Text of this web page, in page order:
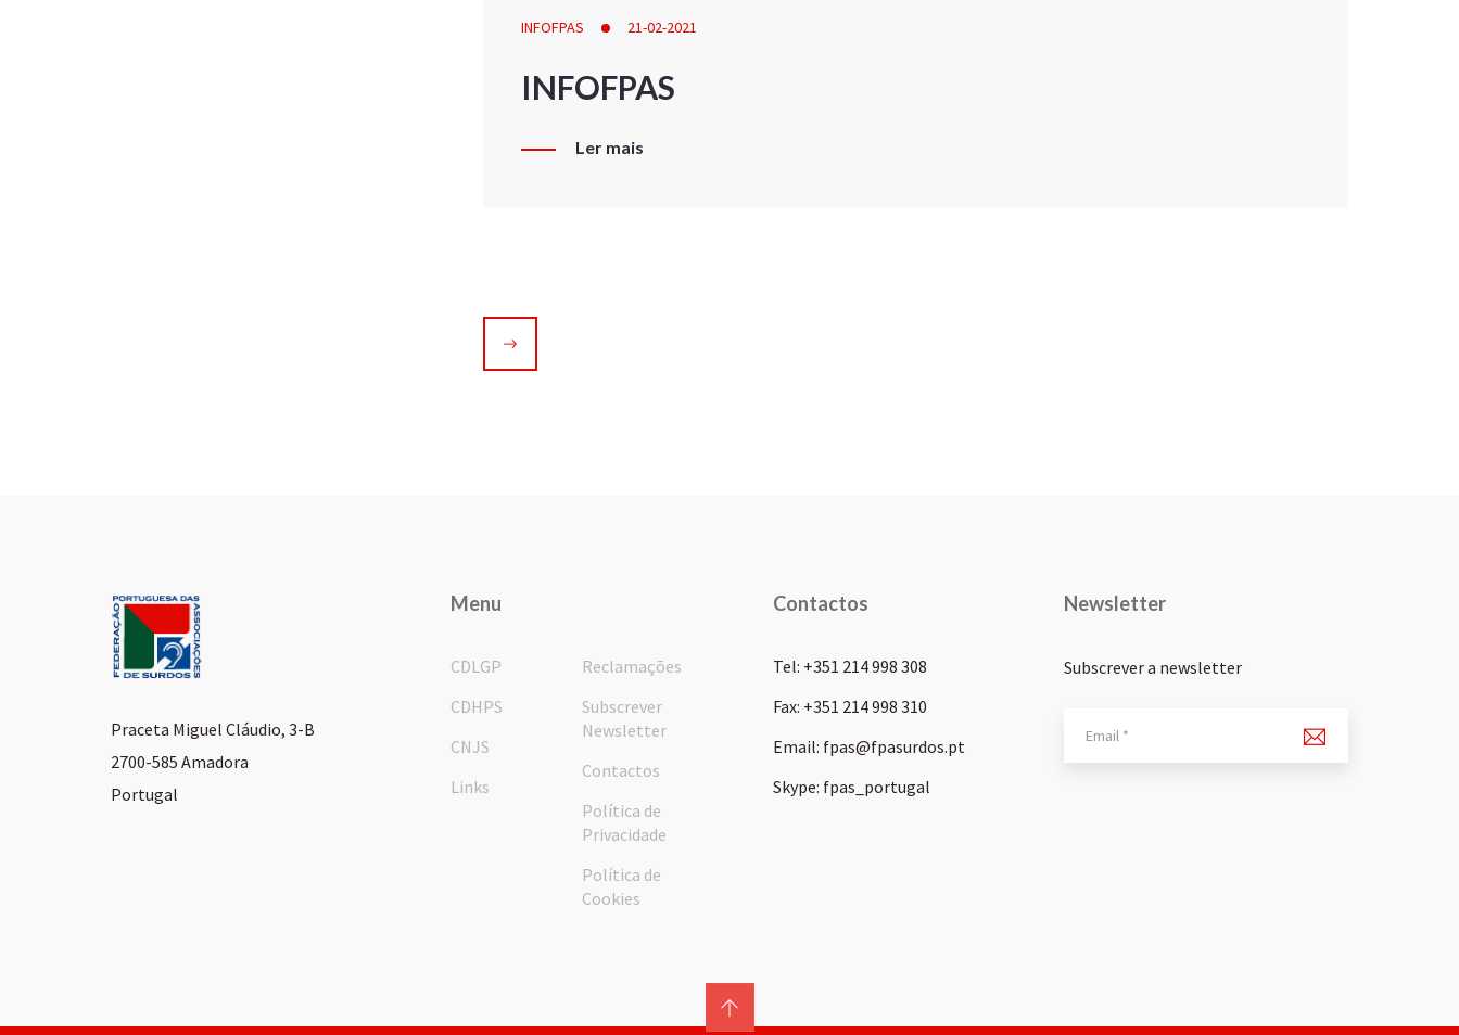
INFOFPAS 21-02-2021
INFOFPAS
Ler mais
Praceta Miguel Cláudio, 3-B
2700-585 Amadora
Portugal
Menu
CDLGP
CDHPS
CNJS
Links
Reclamações
Subscrever
Newsletter
Contactos
Política de
Privacidade
Política de
Cookies
Contactos
Tel: +351 214 998 308
Fax: +351 214 998 310
Email: fpas@fpasurdos.pt
Skype: fpas_portugal
Newsletter
Subscrever a newsletter